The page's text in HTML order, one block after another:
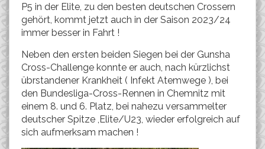
P5 in der Elite, zu den besten deutschen Crossern
gehört, kommt jetzt auch in der Saison 2023/24
immer besser in Fahrt !
Neben den ersten beiden Siegen bei der Gunsha
Cross-Challenge konnte er auch, nach kürzlichst
übrstandener Krankheit ( Infekt Atemwege ), bei
den Bundesliga-Cross-Rennen in Chemnitz mit
einem 8. und 6. Platz, bei nahezu versammelter
deutscher Spitze ,Elite/U23, wieder erfolgreich auf
sich aufmerksam machen !